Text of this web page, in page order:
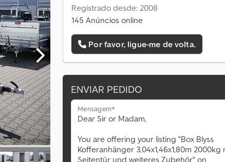
Registrado desde: 2008
145 Anúncios online
Por favor, ligue-me de volta.
ENVIAR PEDIDO
Mensagem*